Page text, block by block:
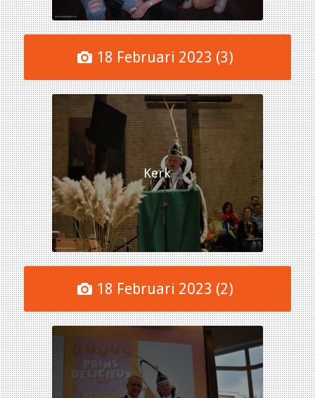
18 Februari 2023 (3)
Kerk
18 Februari 2023 (2)